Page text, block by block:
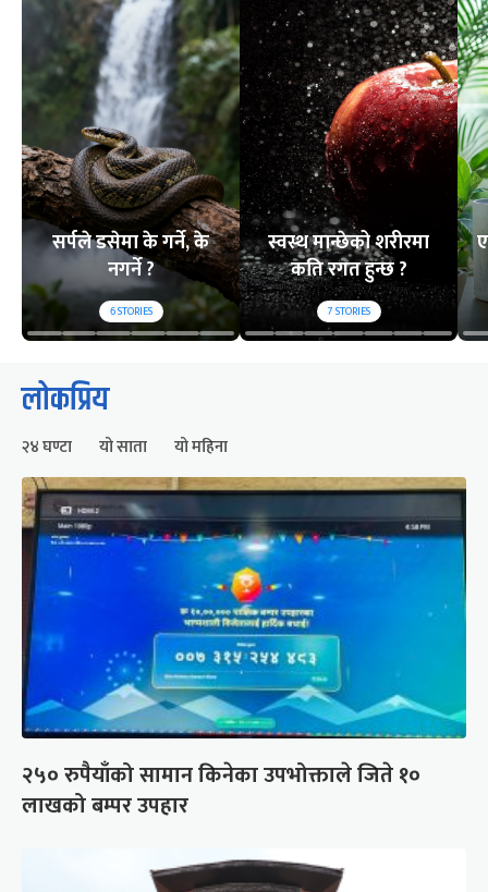
सर्पले डसेमा के गर्ने, के
नगर्ने ?
6STORIES
स्वस्थ मान्छेको शरीरमा
कति रगत हुन्छ ?
7STORIES
लोकप्रिय
२४ घण्टा यो साता यो महिना
२५० रुपैयाँको सामान किनेका उपभोक्ताले जिते १०
लाखको बम्पर उपहार